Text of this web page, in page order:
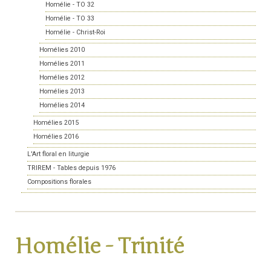
Homélie - TO 32
Homélie - TO 33
Homélie - Christ-Roi
Homélies 2010
Homélies 2011
Homélies 2012
Homélies 2013
Homélies 2014
Homélies 2015
Homélies 2016
L'Art floral en liturgie
TRIREM - Tables depuis 1976
Compositions florales
Homélie - Trinité